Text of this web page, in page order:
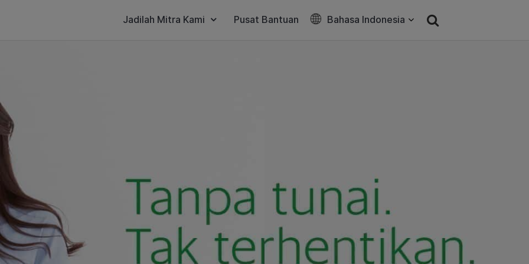
Jadilah Mitra Kami Pusat Bantuan Bahasa Indonesia